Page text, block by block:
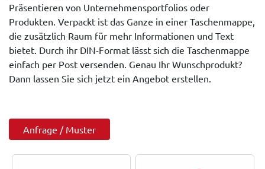
Präsentieren von Unternehmensportfolios oder
Produkten. Verpackt ist das Ganze in einer Taschenmappe,
die zusätzlich Raum für mehr Informationen und Text
bietet. Durch ihr DIN-Format lässt sich die Taschenmappe
einfach per Post versenden. Genau Ihr Wunschprodukt?
Dann lassen Sie sich jetzt ein Angebot erstellen.
Anfrage / Muster